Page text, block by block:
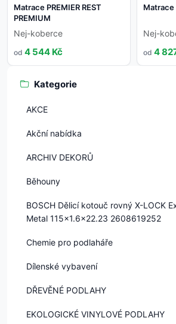
Matrace PREMIER REST
PREMIUM
Nej-koberce
od 4 544 Kč
Matrace
Nej-
od 4
Kategorie
AKCE
Akční nabídka
ARCHIV DEKORŮ
Běhouny
BOSCH Dělicí kotouč rovný X-LOCK
Metal 115x1.6x22.23 2608619252
Chemie pro podlaháře
Dílenské vybavení
DŘEVĚNÉ PODLAHY
EKOLOGICKÉ VINYLOVÉ PODLAHY